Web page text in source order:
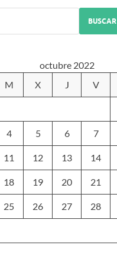
BUSCAR
octubre 2022
M X J V
4 5 6 7
11 12 13 14
18 19 20 21
25 26 27 28